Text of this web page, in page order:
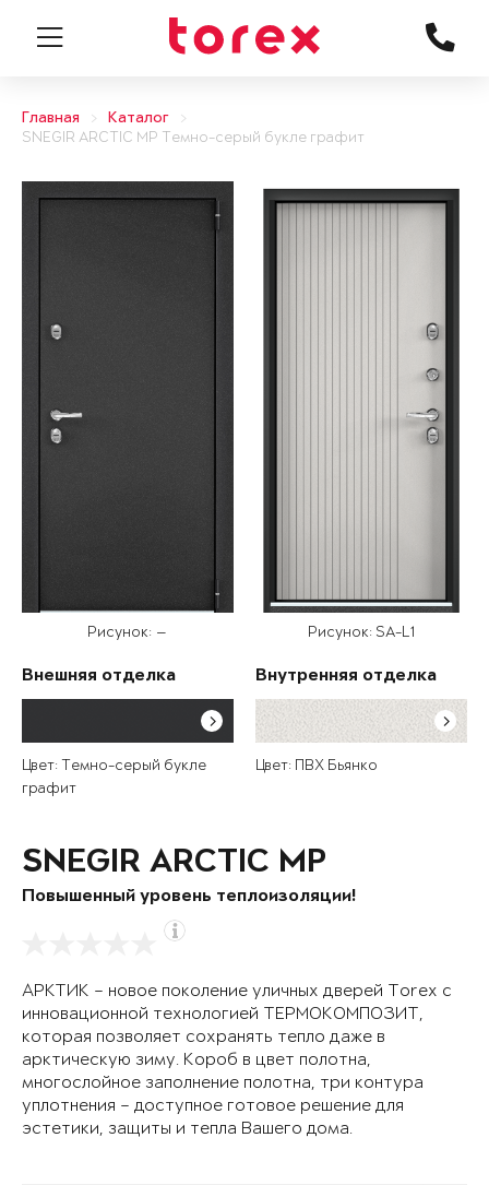
Главная
Каталог
SNEGIR ARCTIC MP Темно-серый букле графит
Рисунок: —
Внешняя отделка
Цвет: Темно-серый букле
графит
Рисунок: SA-L1
Внутренняя отделка
Цвет: ПВХ Бьянко
SNEGIR ARCTIC MP
Повышенный уровень теплоизоляции!
АРКТИК – новое поколение уличных дверей Torex с
инновационной технологией ТЕРМОКОМПОЗИТ,
которая позволяет сохранять тепло даже в
арктическую зиму. Короб в цвет полотна,
многослойное заполнение полотна, три контура
уплотнения – доступное готовое решение для
эстетики, защиты и тепла Вашего дома.